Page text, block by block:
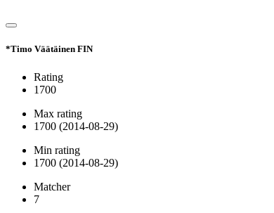
*Timo Väätäinen FIN
Rating
1700
Max rating
1700 (2014-08-29)
Min rating
1700 (2014-08-29)
Matcher
7